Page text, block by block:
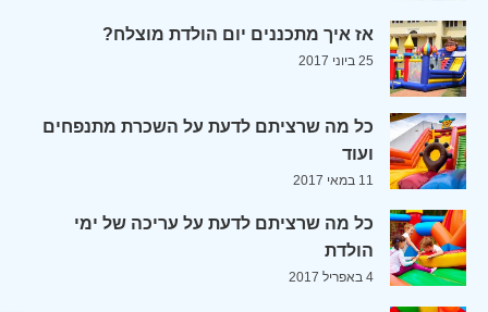
אז איך מתכננים יום הולדת מוצלח?
25 ביוני 2017
כל מה שרציתם לדעת על השכרת מתנפחים
ועוד
11 במאי 2017
כל מה שרציתם לדעת על עריכה של ימי
הולדת
4 באפריל 2017